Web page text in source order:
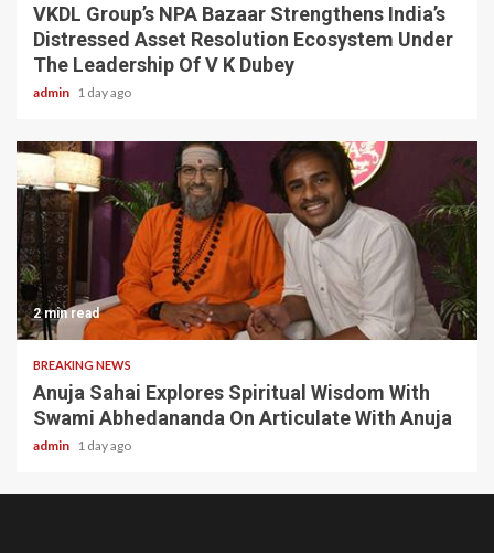
VKDL Group’s NPA Bazaar Strengthens India’s
Distressed Asset Resolution Ecosystem Under
The Leadership Of V K Dubey
admin 1 day ago
2 min read
BREAKING NEWS
Anuja Sahai Explores Spiritual Wisdom With
Swami Abhedananda On Articulate With Anuja
admin 1 day ago